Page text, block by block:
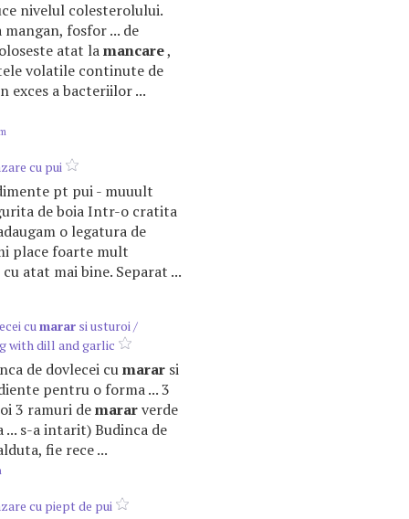
nivelul colesterolului.
fosfor ... de
atat lamancare,
volatile continute de
exces a bacteriilor ...
cu pui
pt pui - muuult
de boia Intr-o cratita
o legatura de
place foarte mult
atat mai bine. Separat ...
cumarar si usturoi /
with dill and garlic
de dovlecei cumarar si
pentru o forma ... 3
3 ramuri demararverde
s-a intarit) Budinca de
fie rece ...
cu piept de pui